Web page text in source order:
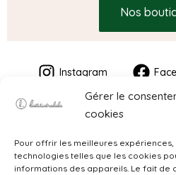
Gérer le
cookies
Pour offrir les meilleures expériences,
technologies telles que les cookies
informations des appareils. Le fait de
Nos
Instagram